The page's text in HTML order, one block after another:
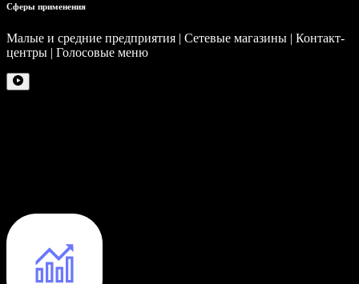
Сферы применения
Малые и средние предприятия | Сетевые магазины | Контакт-
центры | Голосовые меню